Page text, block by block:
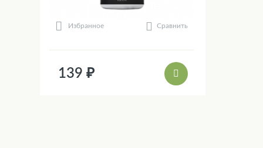
Избранное Сравнить
139 ₽